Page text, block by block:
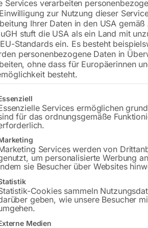
€ 210,00
inkl. MwSt. zzgl.
Lieferzeit:ca. 2 -
Bitte beachten
Services verarbeiten
zur Nutzung dieser
Ihrer Daten in den USA
stuft die USA als ein Land mit
Standards ein. Es besteht
personenbezogene Daten in
ohne dass für Europäerinnen
besteht.
eine Liste der Service-Gruppen, für die
Services ermöglichen
für das ordnungsgemäße
Services werden von
um personalisierte Werbung
sie Besucher über Websites
Cookies sammeln
geben, wie unsere Besucher
Medien